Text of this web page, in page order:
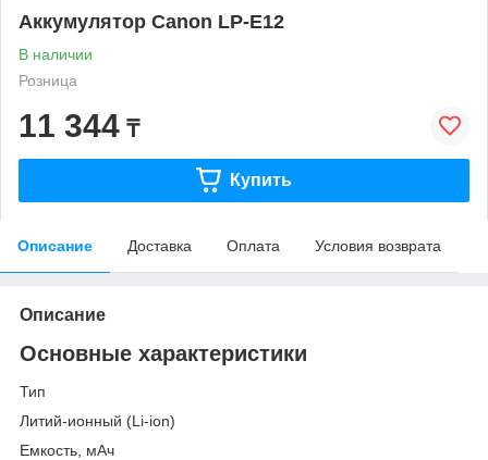
Аккумулятор Canon LP-E12
В наличии
Розница
11 344 ₸
Купить
Описание Доставка Оплата Условия возврата
Описание
Основные характеристики
Тип
Литий-ионный (Li-ion)
Емкость, мАч